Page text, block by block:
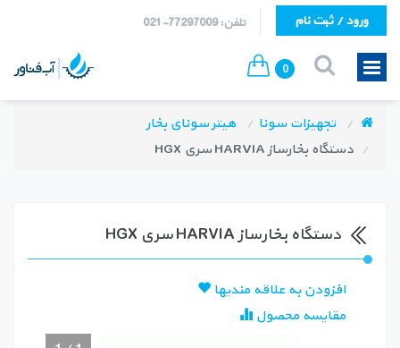
تلفن: 77297009-021 ورود / ثبت نام
0
تجهیزات سونا
هیتر سونای بخار
دستگاه بخارساز HARVIA سری HGX
دستگاه بخارساز HARVIA سری HGX
افزودن به علاقه مندیها
مقایسه محصول